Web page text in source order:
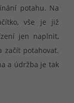
potahu. Na
vše je již
jen naplnit,
začít potahovat.
a údržba je tak